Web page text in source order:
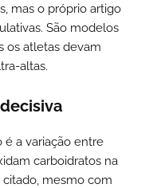
mas o próprio artigo
São modelos
os atletas devam
altas.
é a variação entre
carboidratos na
mesmo com